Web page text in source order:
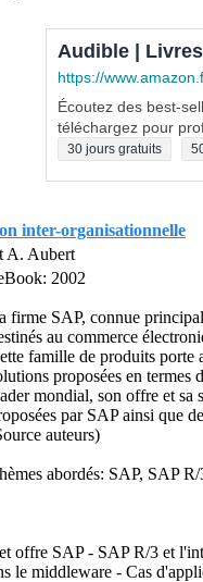
Audible |
https://
Écoutez des best-
téléchargez pour
30 jours gratuits
inter-organisationnelle
A. Aubert
2002
firme SAP, connue
au commerce
famille de produits porte
proposées en termes
mondial, son offre et sa
par SAP ainsi que
auteurs)
abordés: SAP, SAP
offre SAP - SAP R/3 et
le middleware - Cas